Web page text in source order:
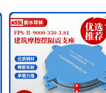
摆支座价格